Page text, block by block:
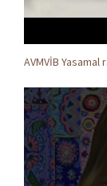
AVMVİB